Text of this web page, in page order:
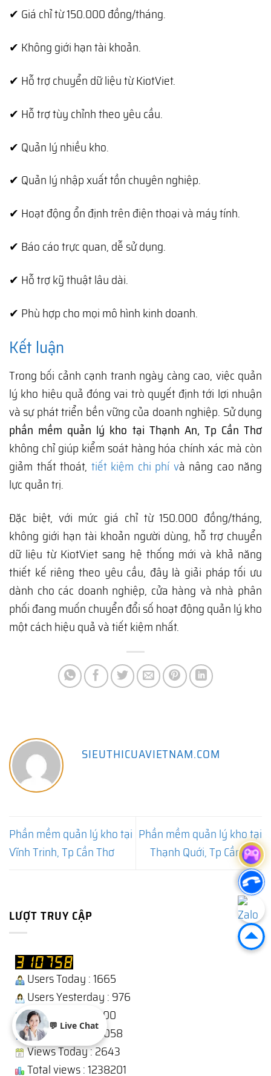
✔ Giá chỉ từ 150.000 đồng/tháng.
✔ Không giới hạn tài khoản.
✔ Hỗ trợ chuyển dữ liệu từ KiotViet.
✔ Hỗ trợ tùy chỉnh theo yêu cầu.
✔ Quản lý nhiều kho.
✔ Quản lý nhập xuất tồn chuyên nghiệp.
✔ Hoạt động ổn định trên điện thoại và máy tính.
✔ Báo cáo trực quan, dễ sử dụng.
✔ Hỗ trợ kỹ thuật lâu dài.
✔ Phù hợp cho mọi mô hình kinh doanh.
Kết luận
Trong bối cảnh cạnh tranh ngày càng cao, việc quản
lý kho hiệu quả đóng vai trò quyết định tới lợi nhuận
và sự phát triển bền vững của doanh nghiệp. Sử dụng
phần mềm quản lý kho tại Thạnh An, Tp Cần Thơ
không chỉ giúp kiểm soát hàng hóa chính xác mà còn
giảm thất thoát, tiết kiệm chi phí và nâng cao năng
lực quản trị.
Đặc biệt, với mức giá chỉ từ 150.000 đồng/tháng,
không giới hạn tài khoản người dùng, hỗ trợ chuyển
dữ liệu từ KiotViet sang hệ thống mới và khả năng
thiết kế riêng theo yêu cầu, đây là giải pháp tối ưu
dành cho các doanh nghiệp, cửa hàng và nhà phân
phối đang muốn chuyển đổi số hoạt động quản lý kho
một cách hiệu quả và tiết kiệm nhất.
SIEUTHICUAVIETNAM.COM
Phần mềm quản lý kho tại
Vĩnh Trinh, Tp Cần Thơ
Phần mềm quản lý kho tại
Thạnh Quới, Tp Cần Thơ
LƯỢT TRUY CẬP
Users Today : 1665
Users Yesterday : 976
This Month : 12300
Total Users : 310058
Views Today : 2643
Total views : 1238201
💬 Live Chat